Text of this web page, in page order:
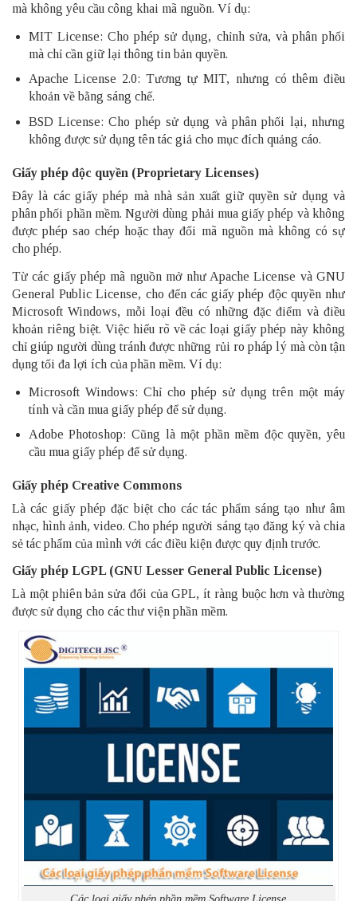
mà không yêu cầu công khai mã nguồn. Ví dụ:
MIT License: Cho phép sử dụng, chỉnh sửa, và phân phối
mà chỉ cần giữ lại thông tin bản quyền.
Apache License 2.0: Tương tự MIT, nhưng có thêm điều
khoản về bằng sáng chế.
BSD License: Cho phép sử dụng và phân phối lại, nhưng
không được sử dụng tên tác giả cho mục đích quảng cáo.
Giấy phép độc quyền (Proprietary Licenses)
Đây là các giấy phép mà nhà sản xuất giữ quyền sử dụng và
phân phối phần mềm. Người dùng phải mua giấy phép và không
được phép sao chép hoặc thay đổi mã nguồn mà không có sự
cho phép.
Từ các giấy phép mã nguồn mở như Apache License và GNU
General Public License, cho đến các giấy phép độc quyền như
Microsoft Windows, mỗi loại đều có những đặc điểm và điều
khoản riêng biệt. Việc hiểu rõ về các loại giấy phép này không
chỉ giúp người dùng tránh được những rủi ro pháp lý mà còn tận
dụng tối đa lợi ích của phần mềm. Ví dụ:
Microsoft Windows: Chỉ cho phép sử dụng trên một máy
tính và cần mua giấy phép để sử dụng.
Adobe Photoshop: Cũng là một phần mềm độc quyền, yêu
cầu mua giấy phép để sử dụng.
Giấy phép Creative Commons
Là các giấy phép đặc biệt cho các tác phẩm sáng tạo như âm
nhạc, hình ảnh, video. Cho phép người sáng tạo đăng ký và chia
sẻ tác phẩm của mình với các điều kiện được quy định trước.
Giấy phép LGPL (GNU Lesser General Public License)
Là một phiên bản sửa đổi của GPL, ít ràng buộc hơn và thường
được sử dụng cho các thư viện phần mềm.
Các loại giấy phép phần mềm Software License